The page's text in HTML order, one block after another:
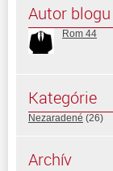
Autor blogu
Rom 44
Kategórie
Nezaradené (26)
Archív